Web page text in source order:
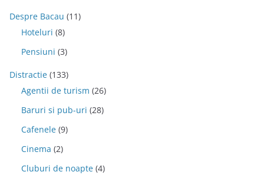
Despre Bacau (11)
Hoteluri (8)
Pensiuni (3)
Distractie (133)
Agentii de turism (26)
Baruri si pub-uri (28)
Cafenele (9)
Cinema (2)
Cluburi de noapte (4)